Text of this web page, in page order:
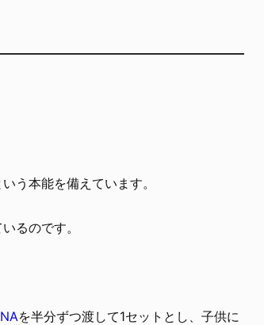
いう本能を備えています。
るのです。
を半分ずつ渡して1セットとし、子供に